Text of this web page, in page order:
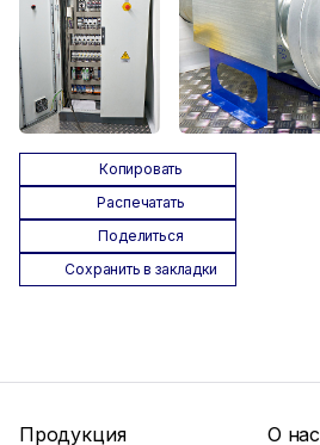
Копировать
Распечатать
Поделиться
Сохранить в закладки
Продукция О нас